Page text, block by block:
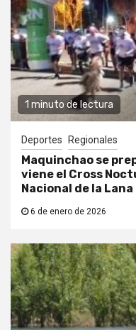
1 minuto de lectura
Deportes Regionales
Maquinchao se
viene el Cross
Nacional de la Lana
6 de enero de 2026